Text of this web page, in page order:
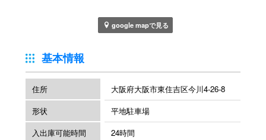
google mapで見る
基本情報
住所
大阪府大阪市東住吉区今川4-26-8
形状
平地駐車場
入出庫可能時間
24時間